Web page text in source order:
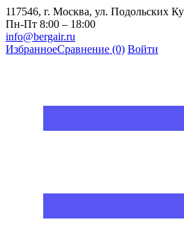
117546, г. Москва, ул. Подольских
Пн-Пт 8:00 – 18:00
info@bergair.ru
ИзбранноеСравнение (0) Войти